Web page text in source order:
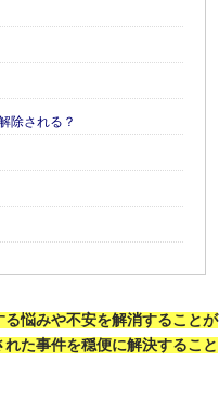
除される？
る悩みや不安を解消することが
れた事件を穏便に解決すること